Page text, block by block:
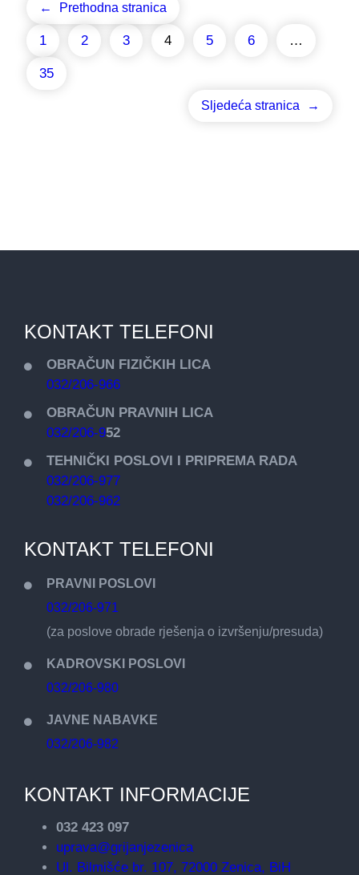
← Prethodna stranica
1 2 3 4 5 6 …
35
Sljedeća stranica →
KONTAKT TELEFONI
OBRAČUN FIZIČKIH LICA
032/206-966
OBRAČUN PRAVNIH LICA
032/206-952
TEHNIČKI POSLOVI I PRIPREMA RADA
032/206-977
032/206-962
KONTAKT TELEFONI
PRAVNI POSLOVI
032/206-971
(za poslove obrade rješenja o izvršenju/presuda)
KADROVSKI POSLOVI
032/206-980
JAVNE NABAVKE
032/206-982
KONTAKT INFORMACIJE
032 423 097
uprava@grijanjezenica
Ul. Bilmišće br. 107, 72000 Zenica, BiH